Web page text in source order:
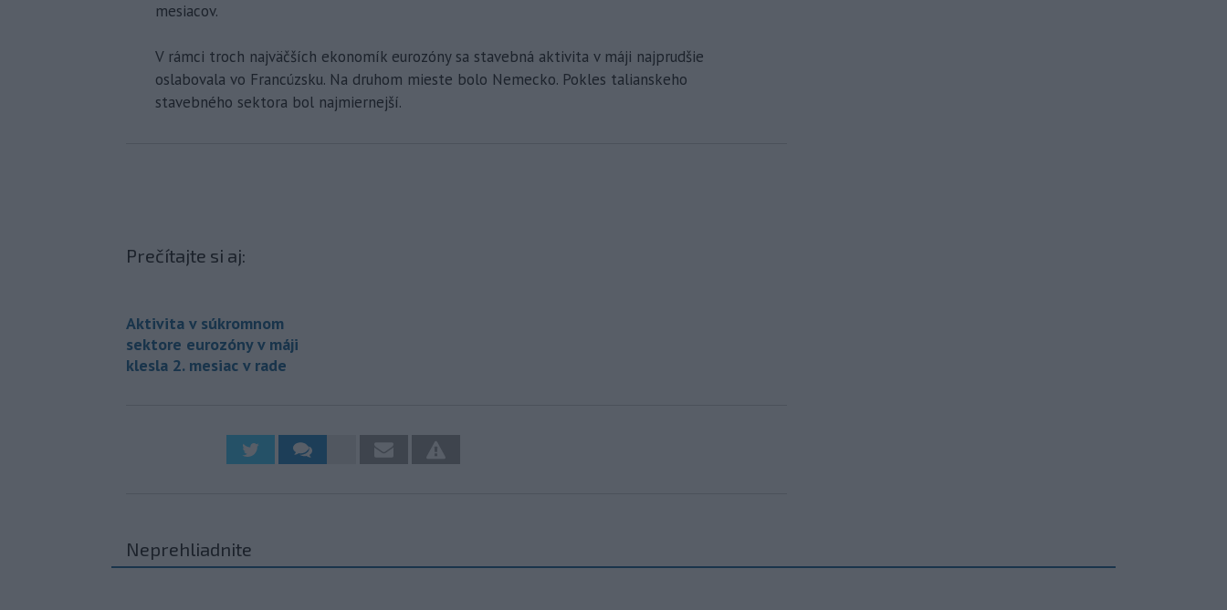
mesiacov.
V rámci troch najväčších ekonomík eurozóny sa stavebná aktivita v máji najprudšie
oslabovala vo Francúzsku. Na druhom mieste bolo Nemecko. Pokles talianskeho
stavebného sektora bol najmiernejší.
Prečítajte si aj:
Aktivita v súkromnom
sektore eurozóny v máji
klesla 2. mesiac v rade
Neprehliadnite